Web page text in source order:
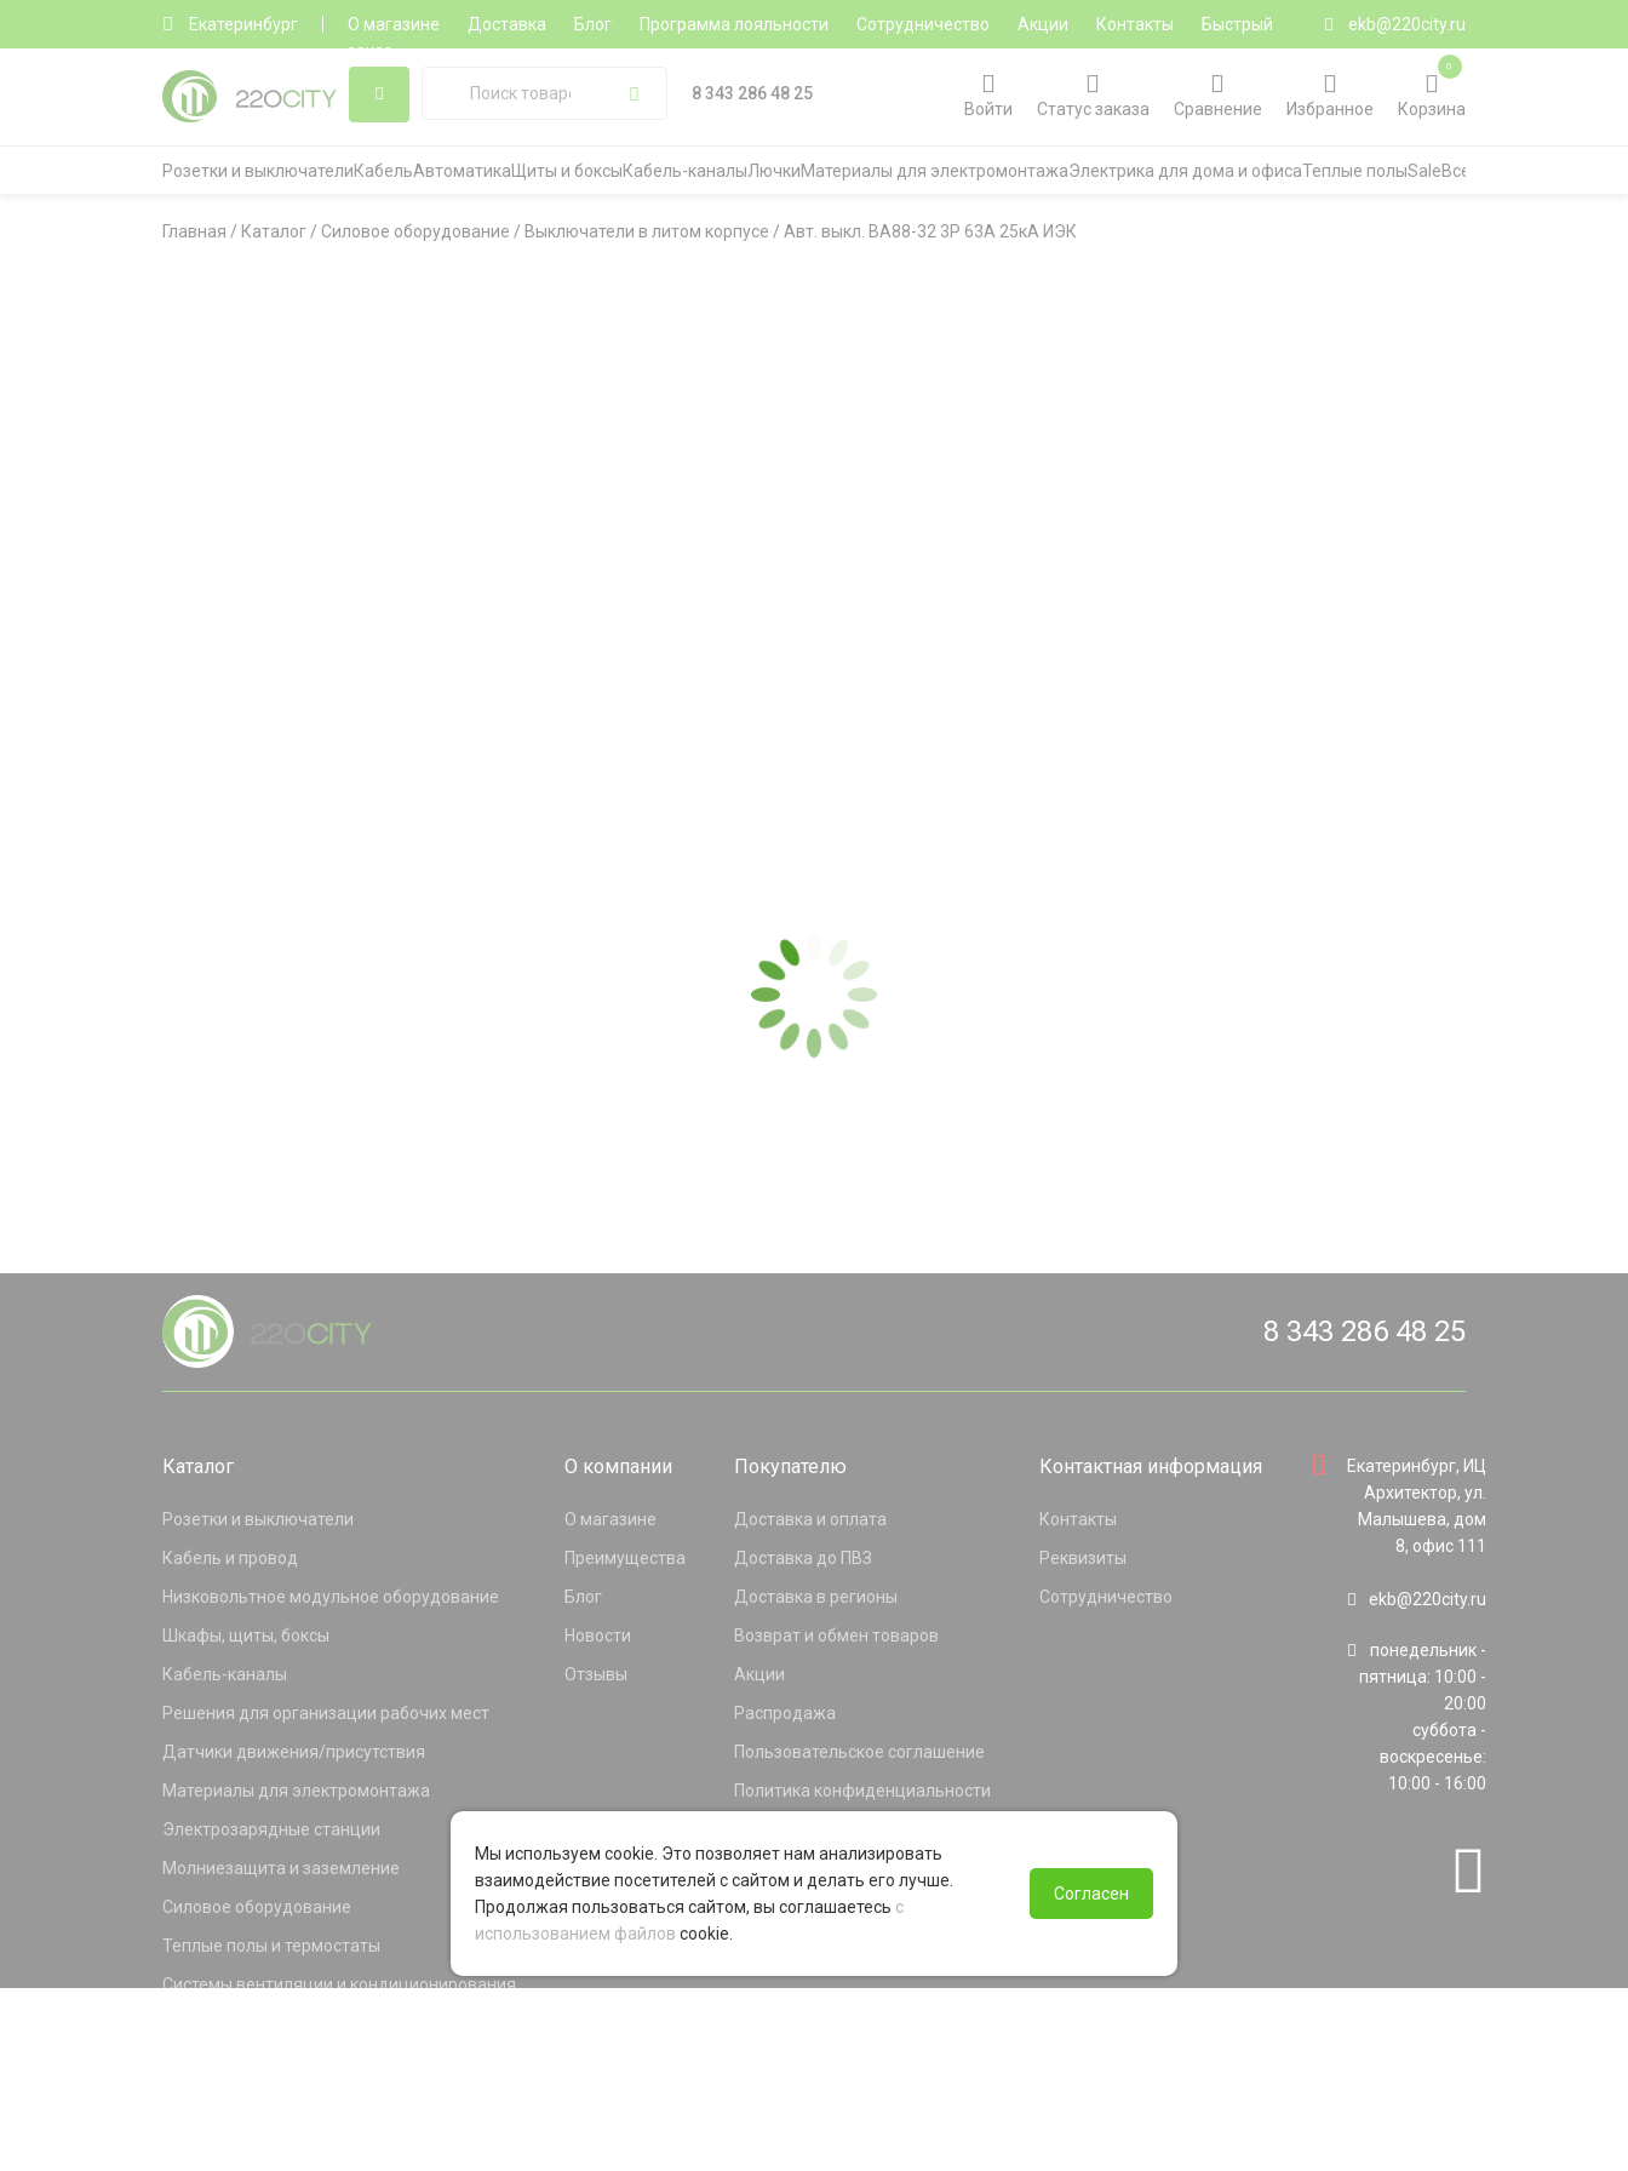
Екатеринбург О магазине Доставка Блог Программа лояльности Сотрудничество Акции Контакты
Быстрый
заказ
ekb@220city.ru
8 343 286 48 25
Войти
Статус заказа Сравнение Избранное Корзина
0
Розетки и выключателиКабельАвтоматика Щиты и боксыКабель-каналыЛючкиМатериалы для электромонтажаЭлектрика для дома и офисаТеплые полыSaleВсе категории
Главная / Каталог / Силовое оборудование / Выключатели в литом корпусе / Авт. выкл. ВА88-32 3Р 63А 25кА ИЭК
8 343 286 48 25
Каталог
Розетки и выключатели
Кабель и провод
Низковольтное модульное оборудование
Шкафы, щиты, боксы
Кабель-каналы
Решения для организации рабочих мест
Датчики движения/присутствия
Материалы для электромонтажа
Электрозарядные станции
Молниезащита и заземление
Силовое оборудование
Теплые полы и термостаты
Системы вентиляции и кондиционирования
О компании
О магазине
Преимущества
Блог
Новости
Отзывы
Покупателю
Доставка и оплата
Доставка до ПВЗ
Доставка в регионы
Возврат и обмен товаров
Акции
Распродажа
Пользовательское соглашение
Политика конфиденциальности
Программа лояльности
Контактная информация
Контакты
Реквизиты
Сотрудничество
Екатеринбург, ИЦ
Архитектор, ул.
Малышева, дом
8, офис 111
ekb@220city.ru
понедельник -
пятница: 10:00 -
20:00
суббота -
воскресенье:
10:00 - 16:00
Мы используем cookie. Это позволяет нам анализировать
взаимодействие посетителей с сайтом и делать его лучше.
Продолжая пользоваться сайтом, вы соглашаетесь с
использованием файлов cookie.
Согласен